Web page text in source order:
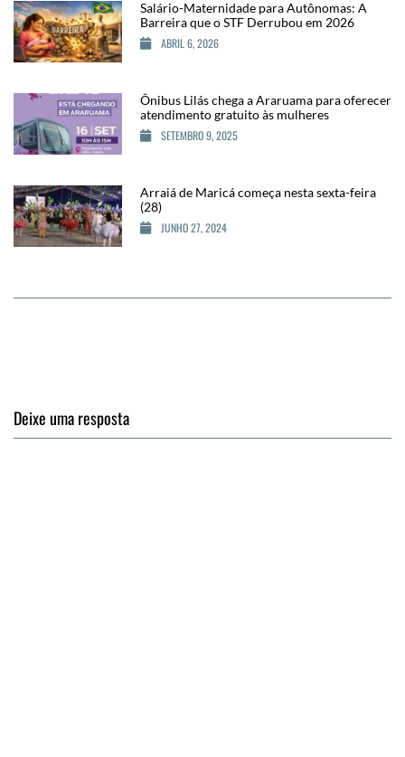
Salário-Maternidade para Autônomas: A
Barreira que o STF Derrubou em 2026
ABRIL 6, 2026
Ônibus Lilás chega a Araruama para oferecer
atendimento gratuito às mulheres
SETEMBRO 9, 2025
Arraiá de Maricá começa nesta sexta-feira
(28)
JUNHO 27, 2024
Deixe uma resposta